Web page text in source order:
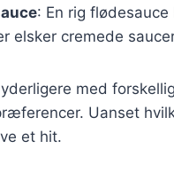
: En rig
elsker cremede
med
Uanset
et hit.